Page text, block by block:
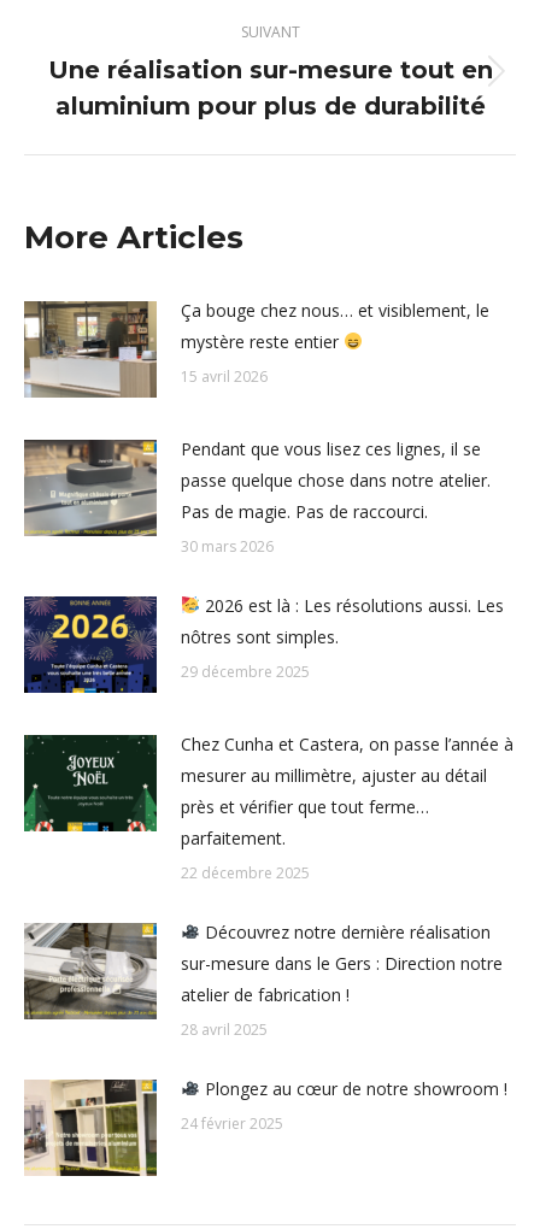
SUIVANT
Article
suivant
Une réalisation sur-mesure tout en
aluminium pour plus de durabilité
More Articles
Ça bouge chez nous… et visiblement, le
mystère reste entier
15 avril 2026
Pendant que vous lisez ces lignes, il se
passe quelque chose dans notre atelier.
Pas de magie. Pas de raccourci.
30 mars 2026
2026 est là : Les résolutions aussi. Les
nôtres sont simples.
29 décembre 2025
Chez Cunha et Castera, on passe l’année à
mesurer au millimètre, ajuster au détail
près et vérifier que tout ferme…
parfaitement.
22 décembre 2025
Découvrez notre dernière réalisation
sur-mesure dans le Gers : Direction notre
atelier de fabrication !
28 avril 2025
Plongez au cœur de notre showroom !
24 février 2025